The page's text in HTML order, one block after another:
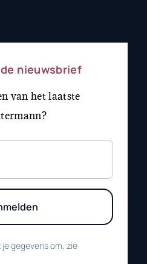
nieuwsbrief
van het laatste
gegevens om, zie